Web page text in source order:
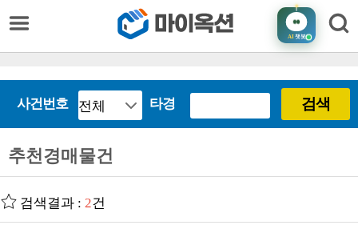
AI챗봇
사건번호 타경 검색
추천경매물건
검색결과 : 2건